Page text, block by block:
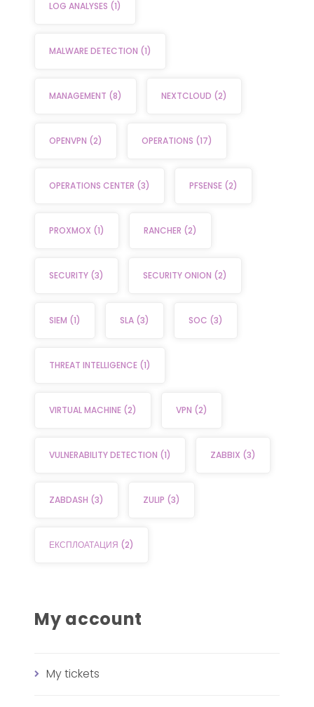
LOG ANALYSES (1)
MALWARE DETECTION (1)
MANAGEMENT (8) NEXTCLOUD (2)
OPENVPN (2) OPERATIONS (17)
OPERATIONS CENTER (3) PFSENSE (2)
PROXMOX (1) RANCHER (2)
SECURITY (3) SECURITY ONION (2)
SIEM (1) SLA (3) SOC (3)
THREAT INTELLIGENCE (1)
VIRTUAL MACHINE (2) VPN (2)
VULNERABILITY DETECTION (1) ZABBIX (3)
ZABDASH (3) ZULIP (3)
ЕКСПЛОАТАЦИЯ (2)
My account
My tickets